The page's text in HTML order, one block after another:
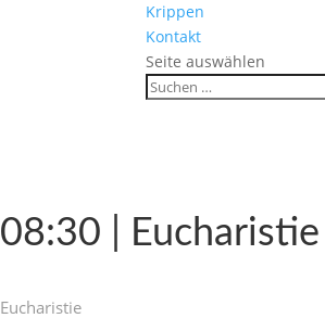
Krippen
Kontakt
Seite auswählen
08:30 | Eucharistie
Eucha­ristie